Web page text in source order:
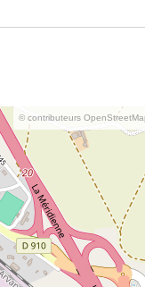
© contributeurs